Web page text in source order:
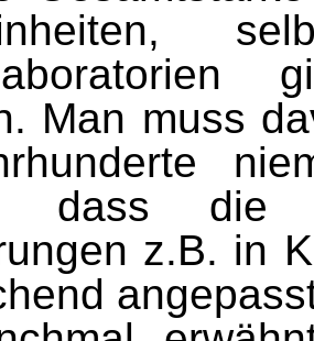
Man muss
dass die
z.B. in